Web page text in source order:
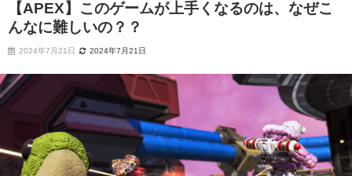
【APEX】このゲームが上手くなるのは、なぜこ
んなに難しいの？？
2024年7月21日 2024年7月21日